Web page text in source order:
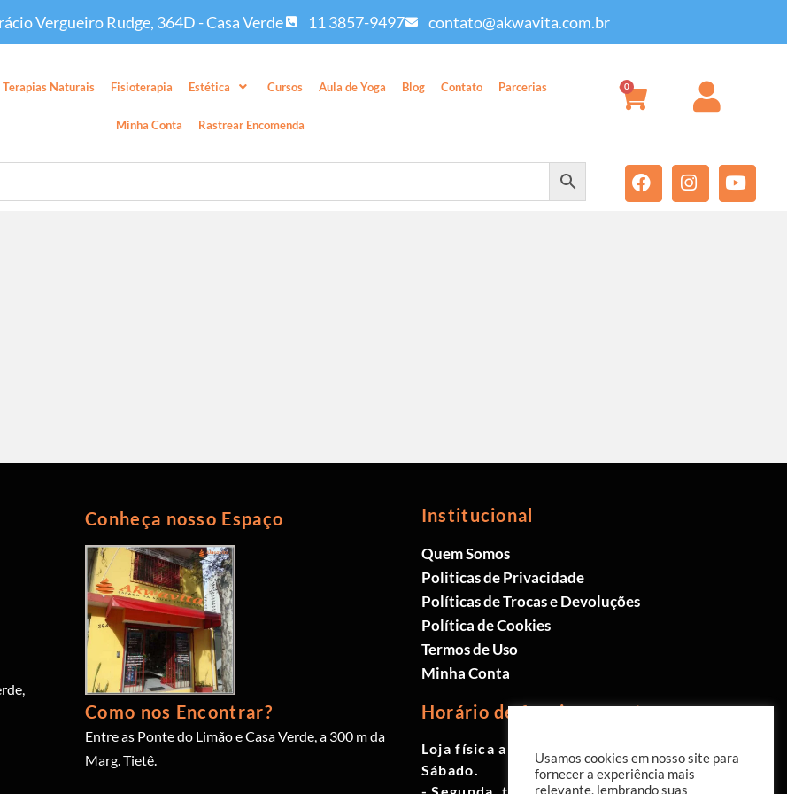
Vergueiro Rudge, 364D - Casa Verde 11 3857-9497 contato@akwavita.com.br
Terapias Naturais Fisioterapia Estética Cursos Aula de Yoga Blog Contato Parcerias
Minha Conta Rastrear Encomenda
0
Conheça nosso Espaço
Como nos Encontrar?
Entre as Ponte do Limão e Casa Verde, a 300 m da
Marg. Tietê.
Institucional
Quem Somos
Politicas de Privacidade
Políticas de Trocas e Devoluções
Política de Cookies
Termos de Uso
Minha Conta
Horário de funcionamento
Loja física aberta de Segunda à
Sábado.
Usamos cookies em nosso site para
fornecer a experiência mais
relevante, lembrando suas